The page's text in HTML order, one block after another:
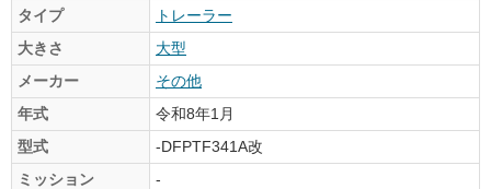
タイプ
トレーラー
大きさ
大型
メーカー
その他
年式
令和8年1月
型式
-DFPTF341A改
ミッション
-